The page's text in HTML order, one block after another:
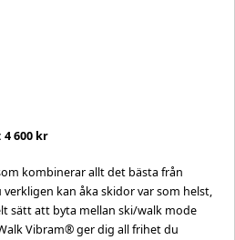
600 kr
kombinerar allt det bästa från
verkligen kan åka skidor var som helst,
sätt att byta mellan ski/walk mode
Vibram® ger dig all frihet du